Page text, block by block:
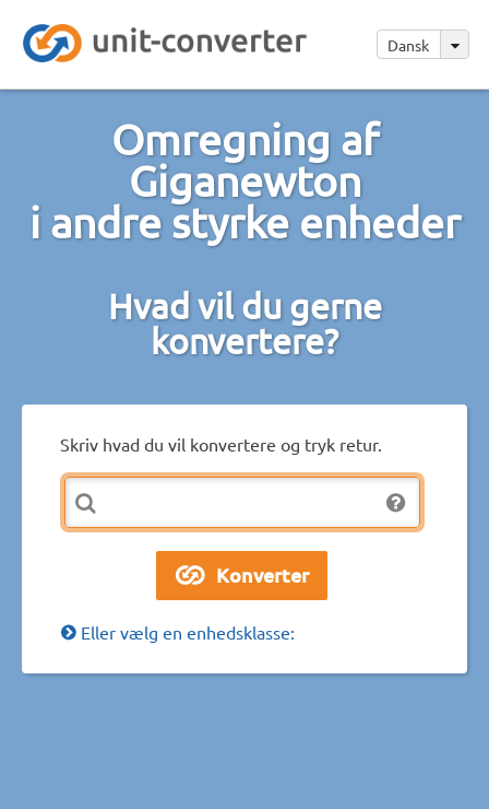
Dansk
Omregning af
Giganewton
i andre styrke enheder
Hvad vil du gerne
konvertere?
Skriv hvad du vil konvertere og tryk retur.
Eller vælg en enhedsklasse: